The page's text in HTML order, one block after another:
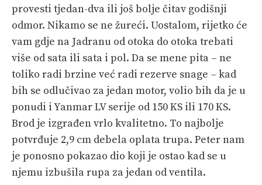
provesti tjedan-dva ili još bolje čitav godišnji
odmor. Nikamo se ne žureći. Uostalom, rijetko će
vam gdje na Jadranu od otoka do otoka trebati
više od sata ili sata i pol. Da se mene pita – ne
toliko radi brzine već radi rezerve snage – kad
bih se odlučivao za jedan motor, volio bih da je u
ponudi i Yanmar LV serije od 150 KS ili 170 KS.
Brod je izgrađen vrlo kvalitetno. To najbolje
potvrđuje 2,9 cm debela oplata trupa. Peter nam
je ponosno pokazao dio koji je ostao kad se u
njemu izbušila rupa za jedan od ventila.